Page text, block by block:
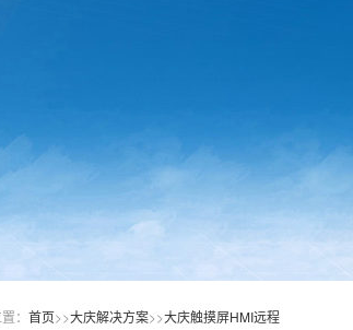
： 首页>>大庆解决方案>>大庆触摸屏HMI远程